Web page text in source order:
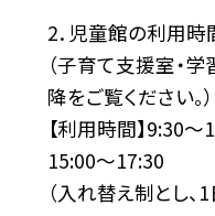
2．児童館の利用時
（子育て支援室・
降をご覧ください。）
【利用時間】9:30〜
15:00〜17:30
（入れ替え制とし